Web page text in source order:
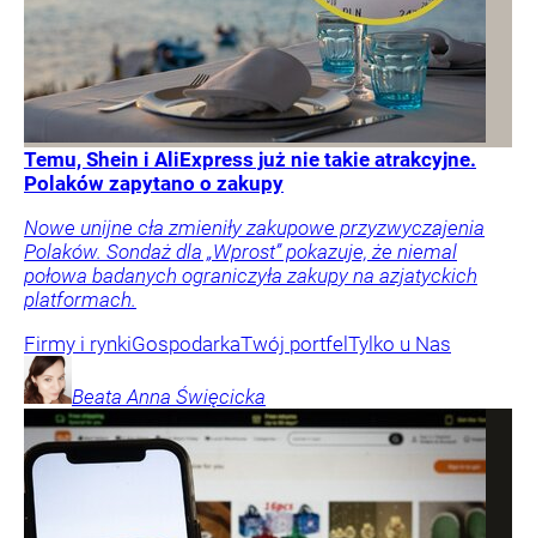
Temu, Shein i AliExpress już nie takie atrakcyjne.
Polaków zapytano o zakupy
Nowe unijne cła zmieniły zakupowe przyzwyczajenia
Polaków. Sondaż dla „Wprost” pokazuje, że niemal
połowa badanych ograniczyła zakupy na azjatyckich
platformach.
Firmy i rynkiGospodarkaTwój portfelTylko u Nas
Beata Anna Święcicka